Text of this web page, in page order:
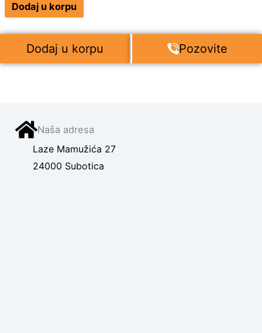
Dodaj u korpu
Dodaj u korpu Pozovite
Naša adresa
Laze Mamužića 27
24000 Subotica